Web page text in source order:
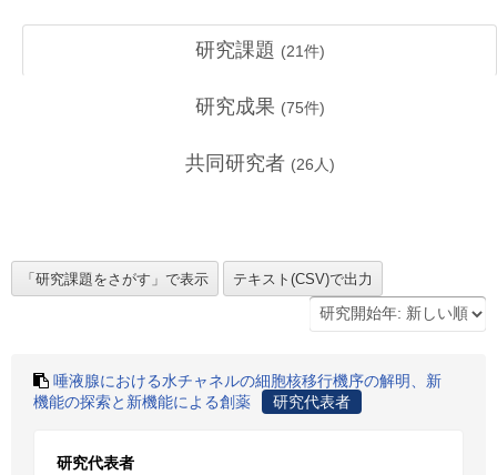
研究課題 (21件)
研究成果 (75件)
共同研究者 (26 人)
唾液腺における水チャネルの細胞核移行機序の解明、新
機能の探索と新機能による創薬
研究代表者
研究代表者